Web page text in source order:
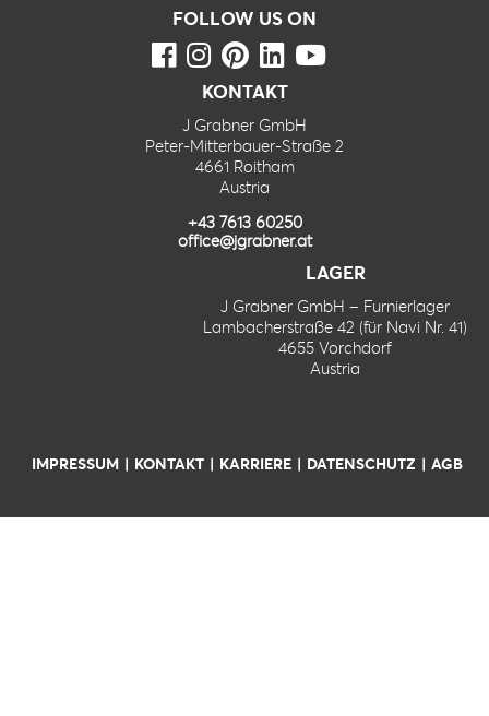
FOLLOW US ON
KONTAKT
J Grabner GmbH
Peter-Mitterbauer-Straße 2
4661 Roitham
Austria
+43 7613 60250
office@jgrabner.at
LAGER
J Grabner GmbH – Furnierlager
Lambacherstraße 42 (für Navi Nr. 41)
4655 Vorchdorf
Austria
IMPRESSUM KONTAKT KARRIERE DATENSCHUTZ AGB